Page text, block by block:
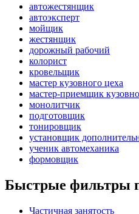
автожестянщик
автоэксперт
мойщик
жестянщик
дорожный рабочий
колорист
кровельщик
мастер кузовного цеха
мастер-приемщик
монолитчик
подготовщик
тонировщик
установщик
ученик автомеханика
формовщик
Быстрые фильтры
Частичная занятость